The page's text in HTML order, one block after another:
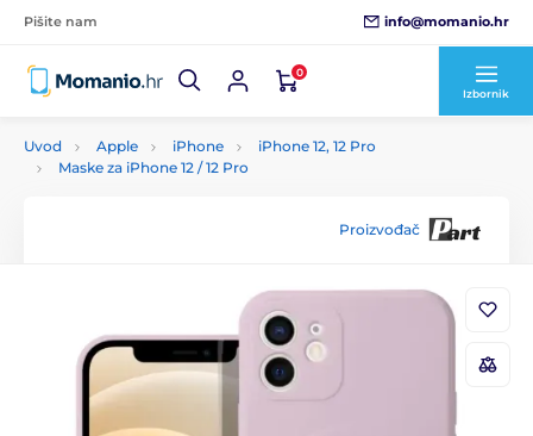
Pišite nam info@momanio.hr
0
Izbornik
Uvod Apple iPhone
iPhone 12, 12 Pro
Maske za iPhone 12 / 12 Pro
Proizvođač